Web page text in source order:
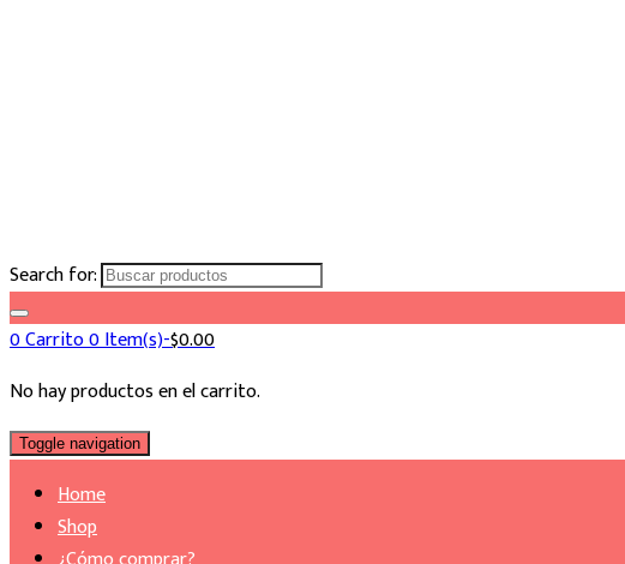
Search for:
0Carrito0 Item(s)-$0.00
No hay productos en el carrito.
Toggle navigation
Home
Shop